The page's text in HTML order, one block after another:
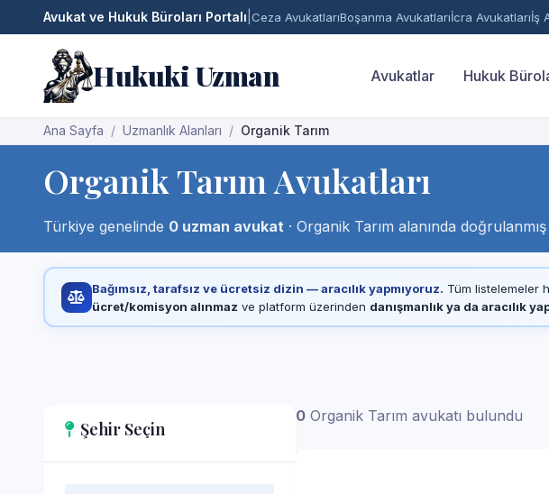
Avukat ve Hukuk Büroları Portalı Ceza AvukatlarıBoşanma Avukatlarıİcra Avukatlarıİş
Hukuki Uzman Avukatlar Hukuk
Ana Sayfa Uzmanlık Alanları Organik Tarım
Organik Tarım Avukatları
Türkiye genelinde 0 uzman avukat · Organik Tarım alanında
Bağımsız, tarafsız ve ücretsiz dizin — aracılık yapmıyoruz. Tüm listelemeler
ücret/komisyon alınmaz ve platform üzerinden danışmanlık ya da aracılık
Şehir Seçin
0 Organik Tarım avukatı bulundu